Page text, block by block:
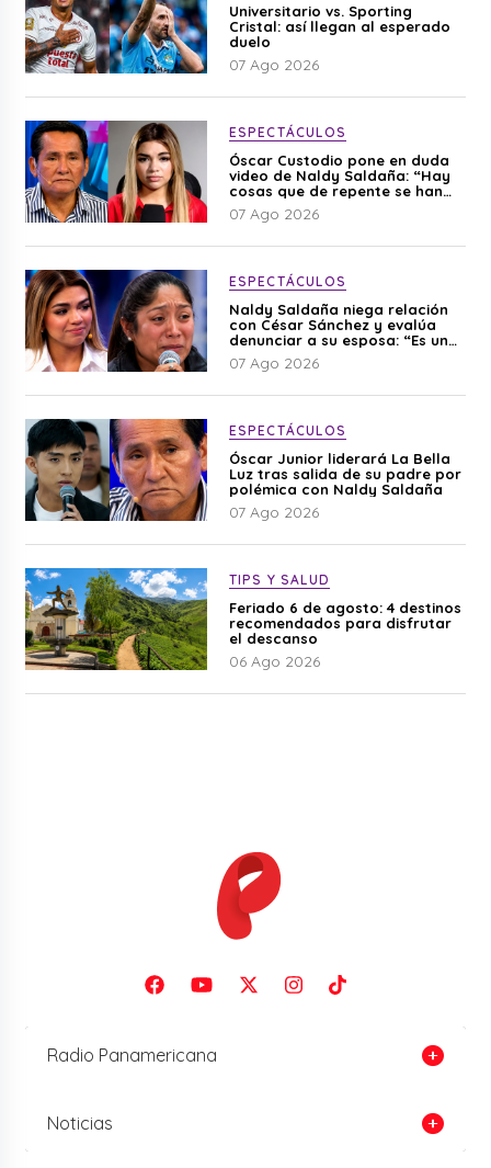
Universitario vs. Sporting
Cristal: así llegan al esperado
duelo
07 Ago 2026
ESPECTÁCULOS
Óscar Custodio pone en duda
video de Naldy Saldaña: “Hay
cosas que de repente se han
editado”
07 Ago 2026
ESPECTÁCULOS
Naldy Saldaña niega relación
con César Sánchez y evalúa
denunciar a su esposa: “Es una
difamación”
07 Ago 2026
ESPECTÁCULOS
Óscar Junior liderará La Bella
Luz tras salida de su padre por
polémica con Naldy Saldaña
07 Ago 2026
TIPS Y SALUD
Feriado 6 de agosto: 4 destinos
recomendados para disfrutar
el descanso
06 Ago 2026
Radio Panamericana
Noticias